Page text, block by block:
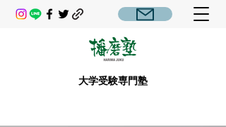
大学受験専門塾